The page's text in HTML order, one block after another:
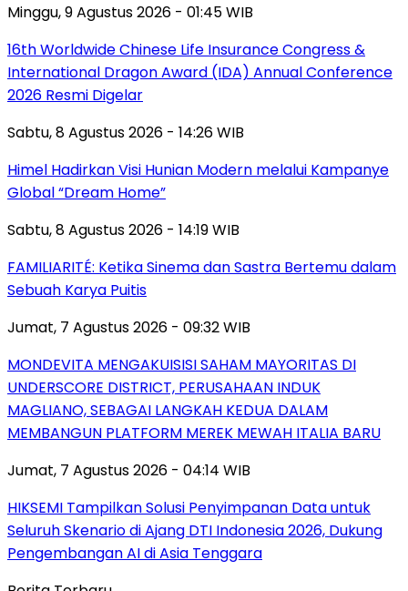
Minggu, 9 Agustus 2026 - 01:45 WIB
16th Worldwide Chinese Life Insurance Congress &
International Dragon Award (IDA) Annual Conference
2026 Resmi Digelar
Sabtu, 8 Agustus 2026 - 14:26 WIB
Himel Hadirkan Visi Hunian Modern melalui Kampanye
Global “Dream Home”
Sabtu, 8 Agustus 2026 - 14:19 WIB
FAMILIARITÉ: Ketika Sinema dan Sastra Bertemu dalam
Sebuah Karya Puitis
Jumat, 7 Agustus 2026 - 09:32 WIB
MONDEVITA MENGAKUISISI SAHAM MAYORITAS DI
UNDERSCORE DISTRICT, PERUSAHAAN INDUK
MAGLIANO, SEBAGAI LANGKAH KEDUA DALAM
MEMBANGUN PLATFORM MEREK MEWAH ITALIA BARU
Jumat, 7 Agustus 2026 - 04:14 WIB
HIKSEMI Tampilkan Solusi Penyimpanan Data untuk
Seluruh Skenario di Ajang DTI Indonesia 2026, Dukung
Pengembangan AI di Asia Tenggara